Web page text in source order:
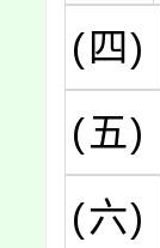
(四)
(五)
(六)